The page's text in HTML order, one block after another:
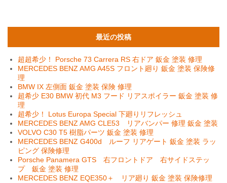
最近の投稿
超超希少！ Porsche 73 Carrera RS 右ドア 鈑金 塗装 修理
MERCEDES BENZ AMG A45S フロント廻り 鈑金 塗装 保険修
理
BMW IX 左側面 鈑金 塗装 保険 修理
超希少 E30 BMW 初代 M3 フード リアスポイラー 鈑金 塗装 修
理
超希少！ Lotus Europa Special 下廻りリフレッシュ
MERCEDES BENZ AMG CLE53 リアバンパー 修理 鈑金 塗装
VOLVO C30 T5 樹脂パーツ 鈑金 塗装 修理
MERCEDES BENZ G400d ルーフ リアゲート 鈑金 塗装 ラッ
ピング 保険修理
Porsche Panamera GTS 右フロントドア 右サイドステッ
プ 鈑金 塗装 修理
MERCEDES BENZ EQE350＋ リア廻り 鈑金 塗装 保険修理